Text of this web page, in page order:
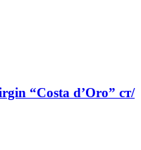
“Costa d’Oro” ст/